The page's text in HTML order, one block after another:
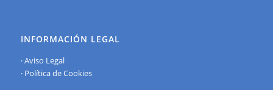
INFORMACIÓN LEGAL
·Aviso Legal
· Política de Cookies